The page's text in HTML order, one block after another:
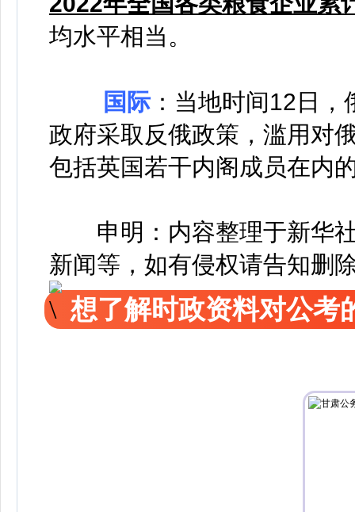
均水平相当。
国际： 当地时间12日，
政府采取反俄政策，滥用对
包括英国若干内阁成员在内
申明：内容整理于新华社
新闻等，如有侵权请告知删
想了解时政资料对公考